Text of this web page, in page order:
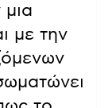
με την